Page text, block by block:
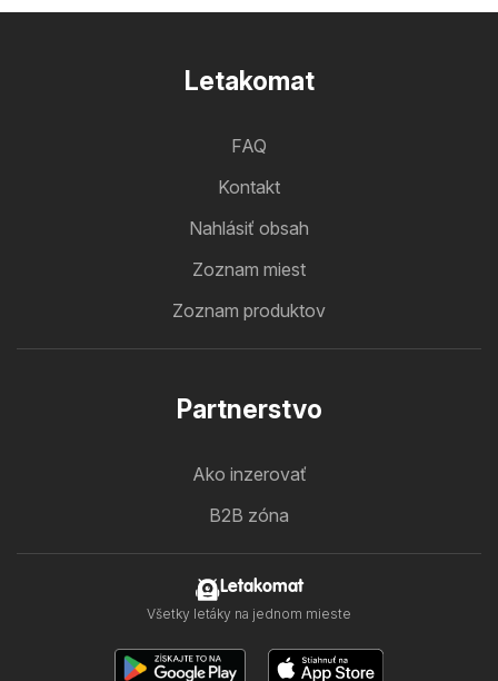
Letakomat
FAQ
Kontakt
Nahlásiť obsah
Zoznam miest
Zoznam produktov
Partnerstvo
Ako inzerovať
B2B zóna
Letakomat
Všetky letáky na jednom mieste